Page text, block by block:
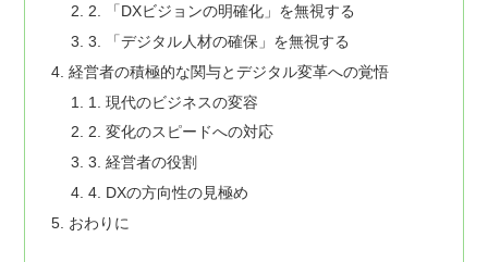
2. 「DXビジョンの明確化」を無視する
3. 「デジタル人材の確保」を無視する
経営者の積極的な関与とデジタル変革への覚悟
1. 現代のビジネスの変容
2. 変化のスピードへの対応
3. 経営者の役割
4. DXの方向性の見極め
おわりに